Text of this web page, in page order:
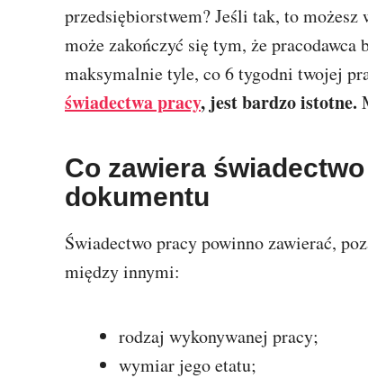
przedsiębiorstwem? Jeśli tak, to możesz
może zakończyć się tym, że
maksymalnie tyle, co 6 tygodni twojej
świadectwa pracy, jest bardzo istotne.
Co zawiera
dokumentu
Świadectwo pracy powinno zawierać,
między innymi:
rodzaj wykonywanej pracy;
wymiar jego etatu;